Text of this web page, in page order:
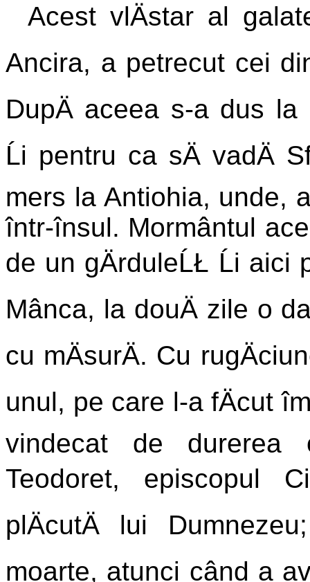
Acest vlÄstar al
Ancira, a petrecut cei
DupÄ aceea s-a dus la
Ĺi pentru ca sÄ
mers la Antiohia, unde,
într-însul. Mormântul
de un gÄrduleĹŁ Ĺi
Mânca, la douÄ zile o
cu mÄsurÄ. Cu
unul, pe care l-a fÄcut
vindecat de durerea
Teodoret, episcopul
plÄcutÄ lui
moarte, atunci când a